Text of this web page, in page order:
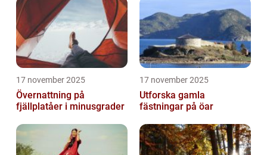
17 november 2025
Övernattning på
fjällplatåer i minusgrader
17 november 2025
Utforska gamla
fästningar på öar